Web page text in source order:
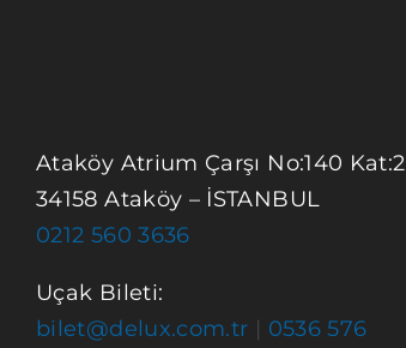
Ataköy Atrium Çarşı No:140 Kat:2
34158 Ataköy – İSTANBUL
0212 560 3636
Uçak Bileti:
bilet@delux.com.tr | 0536 576